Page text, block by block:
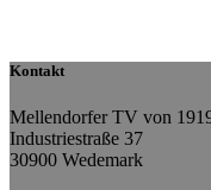
Kontakt
Mellendorfer TV von
Industriestraße 37
30900 Wedemark